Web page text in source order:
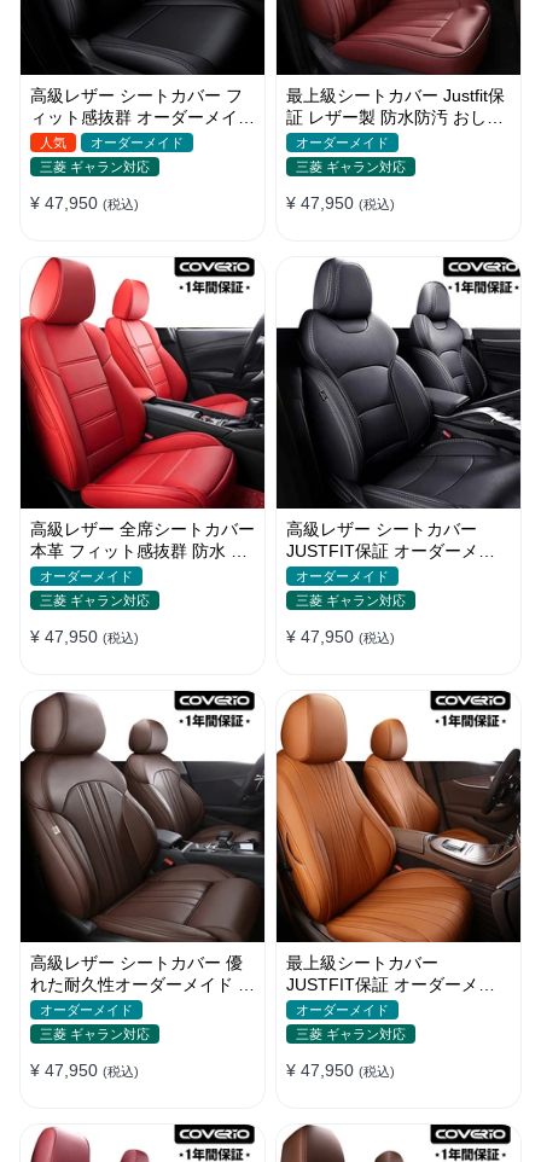
高級レザー シートカバー フ
ィット感抜群 オーダーメイド
6色 通気防水 耐久性 全席セ
ット
人気
オーダーメイド
三菱 ギャラン対応
¥ 47,950 (税込)
最上級シートカバー Justfit保
証 レザー製 防水防汚 おしゃ
れ オーダーメイド 全席セッ
ト
オーダーメイド
三菱 ギャラン対応
¥ 47,950 (税込)
高級レザー 全席シートカバー
本革 フィット感抜群 防水 お
しゃれ 4色 オーダーメイド
オーダーメイド
三菱 ギャラン対応
¥ 47,950 (税込)
高級レザー シートカバー
JUSTFIT保証 オーダーメイ
ド 取付簡単 通気防水 おしゃ
れ
オーダーメイド
三菱 ギャラン対応
¥ 47,950 (税込)
高級レザー シートカバー 優
れた耐久性オーダーメイド フ
ィット感 防汚防水 おしゃれ
オーダーメイド
三菱 ギャラン対応
¥ 47,950 (税込)
最上級シートカバー
JUSTFIT保証 オーダーメイ
ド 防水レザー 7色 おしゃれ
全席セット
オーダーメイド
三菱 ギャラン対応
¥ 47,950 (税込)